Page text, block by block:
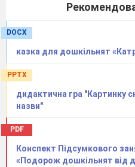
DOCX
казка для дошкільнят
PPTX
дидактична гра "Картинку
назви"
PDF
Конспект Підсумкового
«Подорож дошкільнят від